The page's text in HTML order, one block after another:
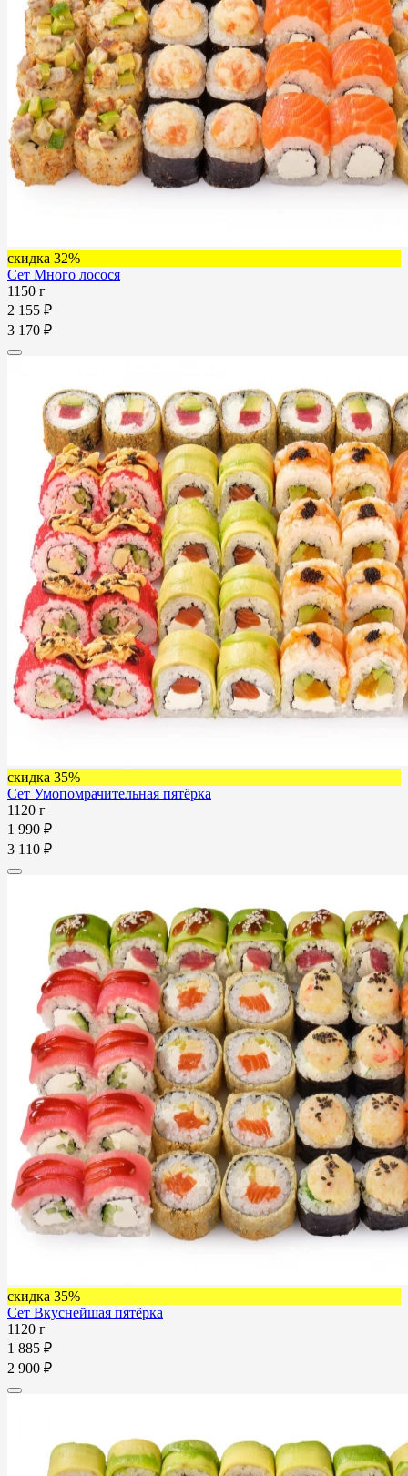
скидка 32%
Сет Много лосося
1150 г
2 155 ₽
3 170 ₽
скидка 35%
Сет Умопомрачительная пятёрка
1120 г
1 990 ₽
3 110 ₽
скидка 35%
Сет Вкуснейшая пятёрка
1120 г
1 885 ₽
2 900 ₽